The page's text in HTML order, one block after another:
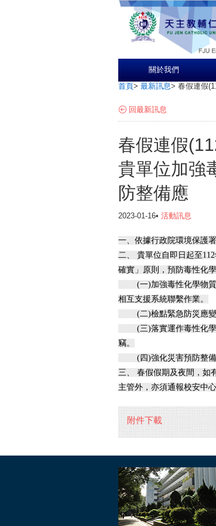
關於我們
首頁> 最新訊息> 春假連假
回最新訊息
春假連假
貴單位加強
防整備應
2023-01-16• 活動訊息
一、依據行政院環境保護
二、 貴單位自即日起至
確實」原則，預防毒性化
(一)加強毒性化學物質
相互支援系統聯繫作業。
(二)檢點緊急防災應變
(三)落實運作毒性化學
竊。
(四)強化災害預防整備
三、 春假假期及夜間，如
主管外，亦須通報校安中
附件下載